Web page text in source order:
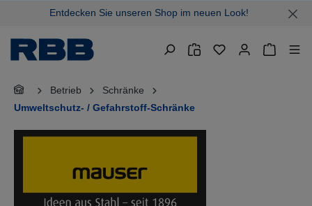
springenEntdecken Sie unseren Shop im neuen Look!
Betrieb
Schränke
Umweltschutz- / Gefahrstoff-Schränke